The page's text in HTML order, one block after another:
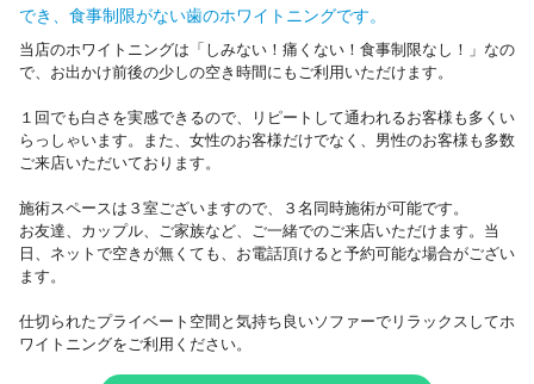
でき、食事制限がない歯のホワイトニングです。
当店のホワイトニングは「しみない！痛くない！食事制限なし！」なの
で、お出かけ前後の少しの空き時間にもご利用いただけます。
１回でも白さを実感できるので、リピートして通われるお客様も多くい
らっしゃいます。また、女性のお客様だけでなく、男性のお客様も多数
ご来店いただいております。
施術スペースは３室ございますので、３名同時施術が可能です。
お友達、カップル、ご家族など、ご一緒でのご来店いただけます。当
日、ネットで空きが無くても、お電話頂けると予約可能な場合がござい
ます。
仕切られたプライベート空間と気持ち良いソファーでリラックスしてホ
ワイトニングをご利用ください。